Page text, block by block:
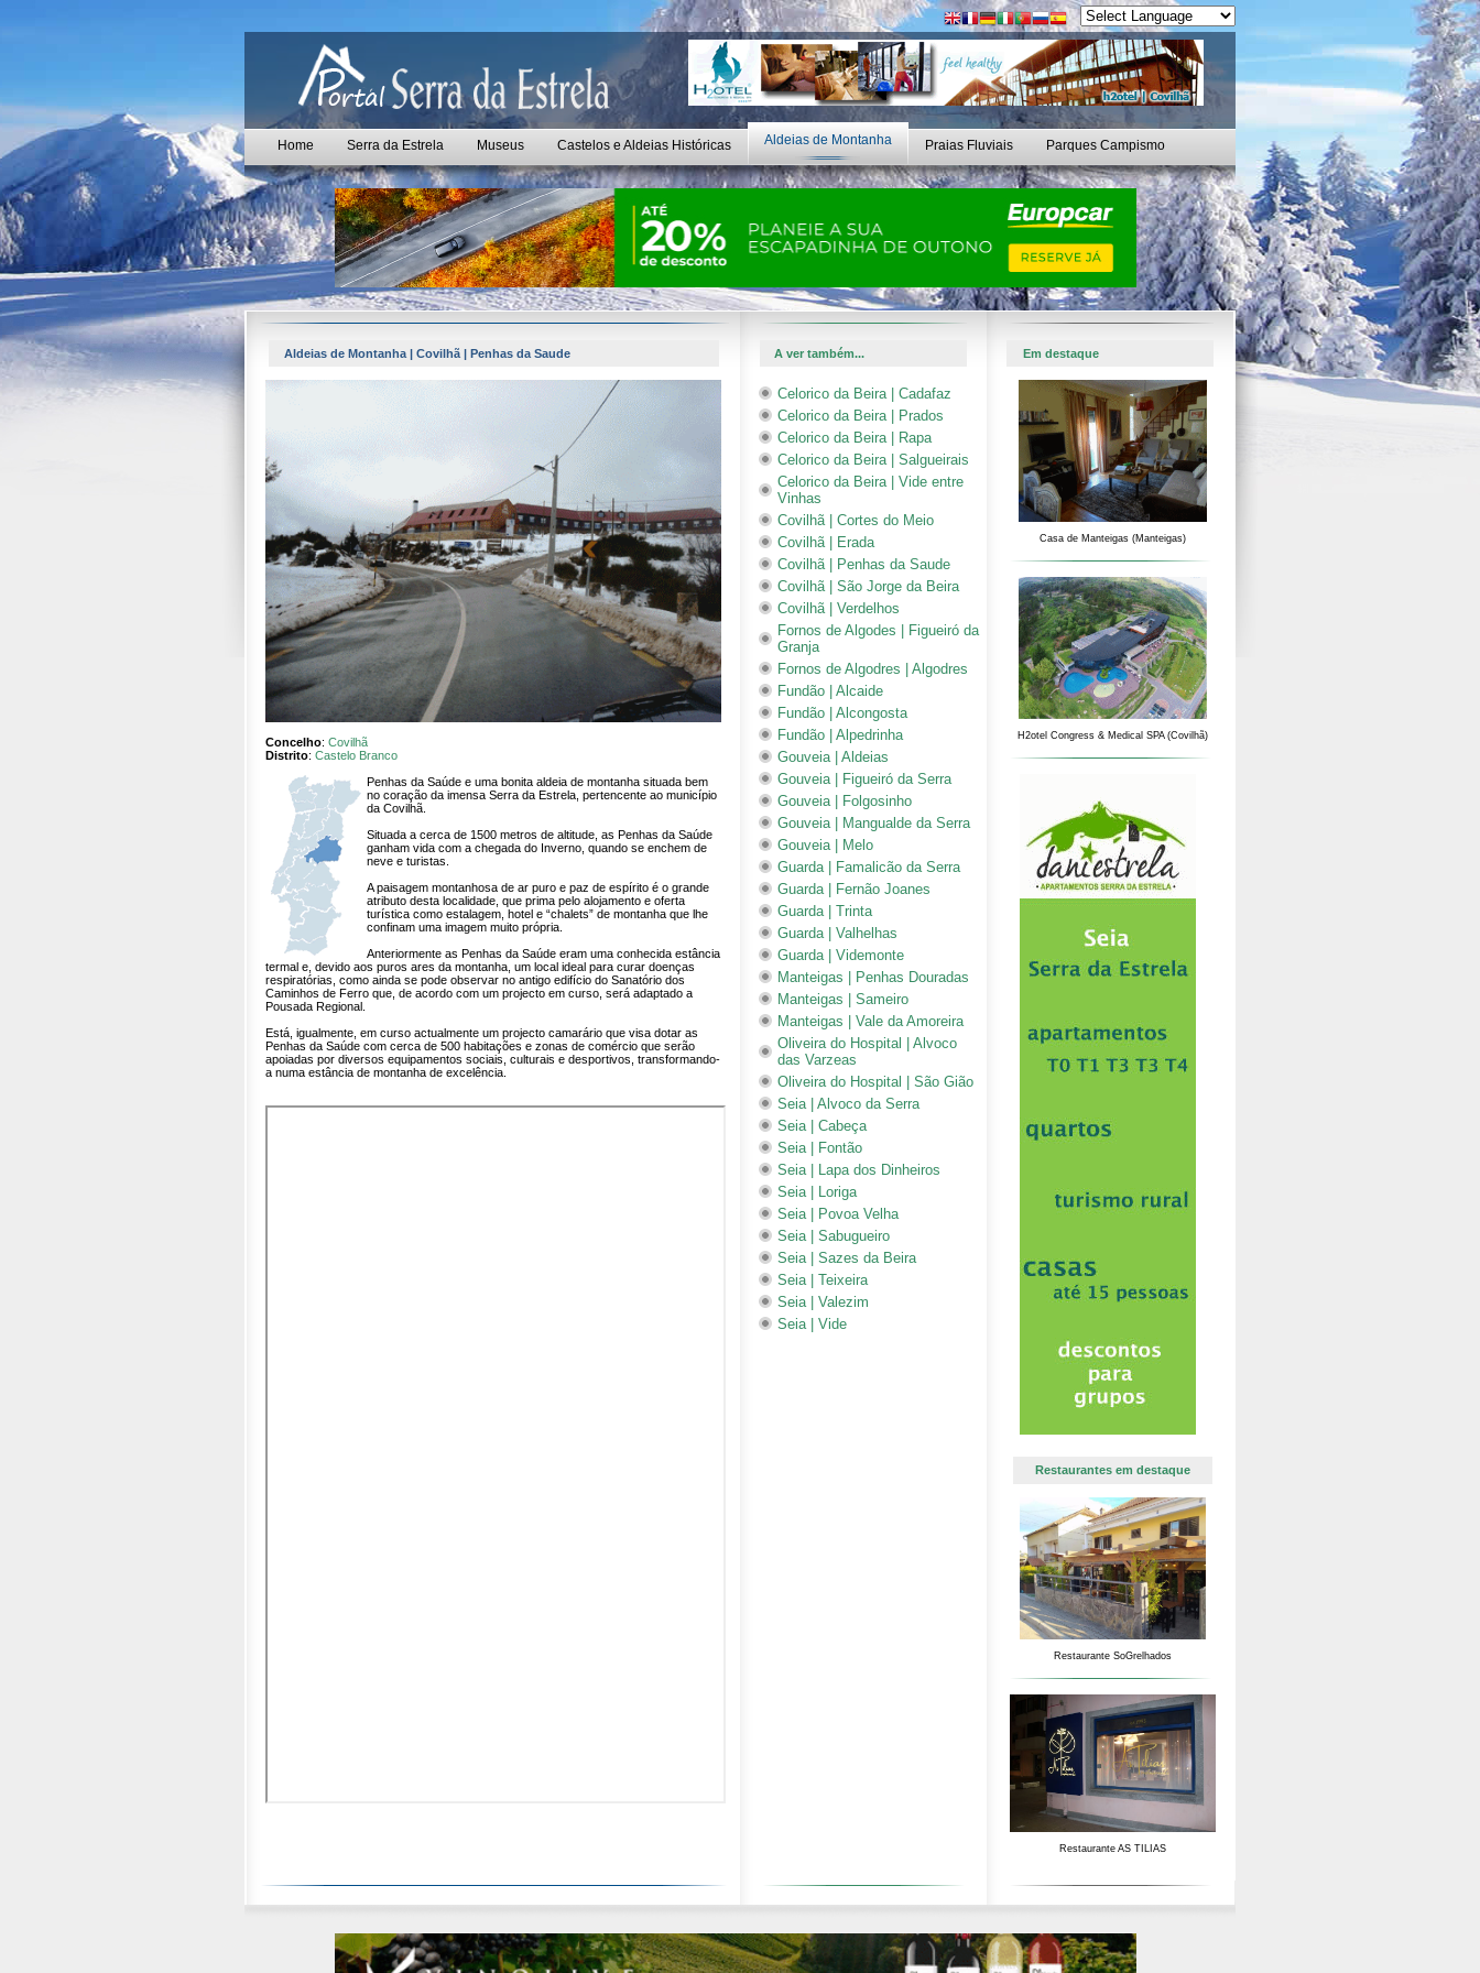
Home Serra da Estrela Museus Castelos e Aldeias Históricas Aldeias de Montanha Praias Fluviais Parques Campismo
Aldeias de Montanha | Covilhã | Penhas da Saude A ver também... Em destaque
Concelho: Covilhã
Distrito: Castelo Branco
Penhas da Saúde e uma bonita aldeia de montanha situada bem
no coração da imensa Serra da Estrela, pertencente ao município
da Covilhã.
Situada a cerca de 1500 metros de altitude, as Penhas da Saúde
ganham vida com a chegada do Inverno, quando se enchem de
neve e turistas.
A paisagem montanhosa de ar puro e paz de espírito é o grande
atributo desta localidade, que prima pelo alojamento e oferta
turística como estalagem, hotel e “chalets” de montanha que lhe
confinam uma imagem muito própria.
Anteriormente as Penhas da Saúde eram uma conhecida estância
termal e, devido aos puros ares da montanha, um local ideal para curar doenças
respiratórias, como ainda se pode observar no antigo edifício do Sanatório dos
Caminhos de Ferro que, de acordo com um projecto em curso, será adaptado a
Pousada Regional.
Está, igualmente, em curso actualmente um projecto camarário que visa dotar as
Penhas da Saúde com cerca de 500 habitações e zonas de comércio que serão
apoiadas por diversos equipamentos sociais, culturais e desportivos, transformando-
a numa estância de montanha de excelência.
Celorico da Beira | Cadafaz
Celorico da Beira | Prados
Celorico da Beira | Rapa
Celorico da Beira | Salgueirais
Celorico da Beira | Vide entre
Vinhas
Covilhã | Cortes do Meio
Covilhã | Erada
Covilhã | Penhas da Saude
Covilhã | São Jorge da Beira
Covilhã | Verdelhos
Fornos de Algodes | Figueiró da
Granja
Fornos de Algodres | Algodres
Fundão | Alcaide
Fundão | Alcongosta
Fundão | Alpedrinha
Gouveia | Aldeias
Gouveia | Figueiró da Serra
Gouveia | Folgosinho
Gouveia | Mangualde da Serra
Gouveia | Melo
Guarda | Famalicão da Serra
Guarda | Fernão Joanes
Guarda | Trinta
Guarda | Valhelhas
Guarda | Videmonte
Manteigas | Penhas Douradas
Manteigas | Sameiro
Manteigas | Vale da Amoreira
Oliveira do Hospital | Alvoco
das Varzeas
Oliveira do Hospital | São Gião
Seia | Alvoco da Serra
Seia | Cabeça
Seia | Fontão
Seia | Lapa dos Dinheiros
Seia | Loriga
Seia | Povoa Velha
Seia | Sabugueiro
Seia | Sazes da Beira
Seia | Teixeira
Seia | Valezim
Seia | Vide
Casa de Manteigas (Manteigas)
H2otel Congress & Medical SPA (Covilhã)
Restaurantes em destaque
Restaurante SoGrelhados
Restaurante AS TILIAS